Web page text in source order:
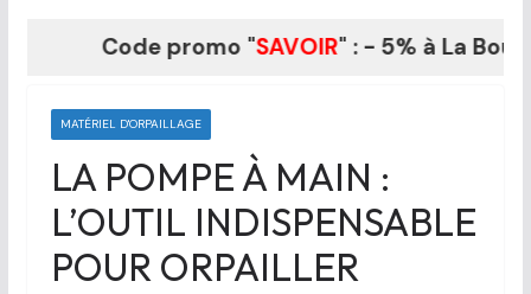
Code promo "SAVOIR" : - 5% à La
MATÉRIEL D'ORPAILLAGE
LA POMPE À MAIN :
L’OUTIL INDISPENSABLE
POUR ORPAILLER